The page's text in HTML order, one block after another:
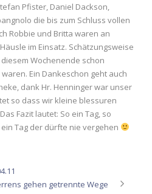
Pfister, Daniel Dackson,
die bis zum Schluss vollen
Robbie und Britta waren an
im Einsatz. Schätzungsweise
Wochenende schon
Ein Dankeschon geht auch
dank Hr. Henninger war unser
so dass wir kleine blessuren
Fazit lautet: So ein Tag, so
Tag der dürfte nie vergehen
gehen getrennte Wege